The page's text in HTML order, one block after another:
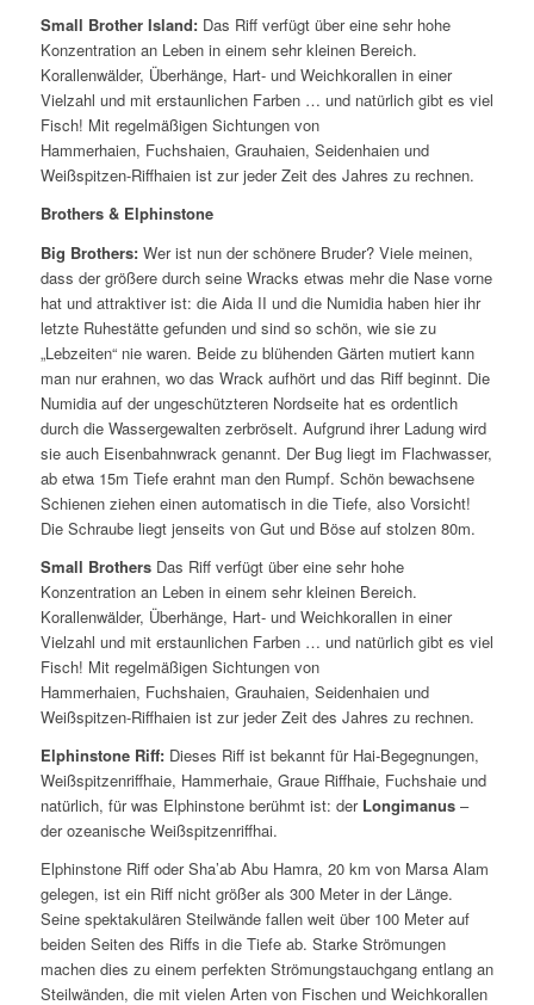
Small Brother Island:Das Riff verfügt über eine sehr hohe
Konzentration an Leben in einem sehr kleinen Bereich.
Korallenwälder, Überhänge, Hart- und Weichkorallen in einer
Vielzahl und mit erstaunlichen Farben … und natürlich gibt es viel
Fisch! Mit regelmäßigen Sichtungen von
Hammerhaien, Fuchshaien, Grauhaien, Seidenhaien und
Weißspitzen-Riffhaien ist zur jeder Zeit des Jahres zu rechnen.
Brothers & Elphinstone
Big Brothers:Wer ist nun der schönere Bruder? Viele meinen,
dass der größere durch seine Wracks etwas mehr die Nase vorne
hat und attraktiver ist: die Aida II und die Numidia haben hier ihr
letzte Ruhestätte gefunden und sind so schön, wie sie zu
„Lebzeiten“ nie waren. Beide zu blühenden Gärten mutiert kann
man nur erahnen, wo das Wrack aufhört und das Riff beginnt. Die
Numidia auf der ungeschützteren Nordseite hat es ordentlich
durch die Wassergewalten zerbröselt. Aufgrund ihrer Ladung wird
sie auch Eisenbahnwrack genannt. Der Bug liegt im Flachwasser,
ab etwa 15m Tiefe erahnt man den Rumpf. Schön bewachsene
Schienen ziehen einen automatisch in die Tiefe, also Vorsicht!
Die Schraube liegt jenseits von Gut und Böse auf stolzen 80m.
Small BrothersDas Riff verfügt über eine sehr hohe
Konzentration an Leben in einem sehr kleinen Bereich.
Korallenwälder, Überhänge, Hart- und Weichkorallen in einer
Vielzahl und mit erstaunlichen Farben … und natürlich gibt es viel
Fisch! Mit regelmäßigen Sichtungen von
Hammerhaien, Fuchshaien, Grauhaien, Seidenhaien und
Weißspitzen-Riffhaien ist zur jeder Zeit des Jahres zu rechnen.
Elphinstone Riff:Dieses Riff ist bekannt für Hai-Begegnungen,
Weißspitzenriffhaie, Hammerhaie, Graue Riffhaie, Fuchshaie und
natürlich, für was Elphinstone berühmt ist: der Longimanus–
der ozeanische Weißspitzenriffhai.
Elphinstone Riff oder Sha’ab Abu Hamra, 20 km von Marsa Alam
gelegen, ist ein Riff nicht größer als 300 Meter in der Länge.
Seine spektakulären Steilwände fallen weit über 100 Meter auf
beiden Seiten des Riffs in die Tiefe ab. Starke Strömungen
machen dies zu einem perfekten Strömungstauchgang entlang an
Steilwänden, die mit vielen Arten von Fischen und Weichkorallen